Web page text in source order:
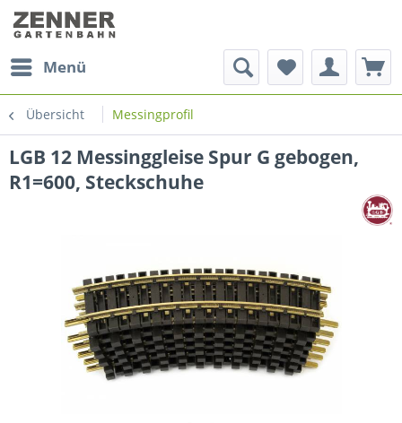
Menü
Übersicht Messingprofil
LGB 12 Messinggleise Spur G gebogen,
R1=600, Steckschuhe